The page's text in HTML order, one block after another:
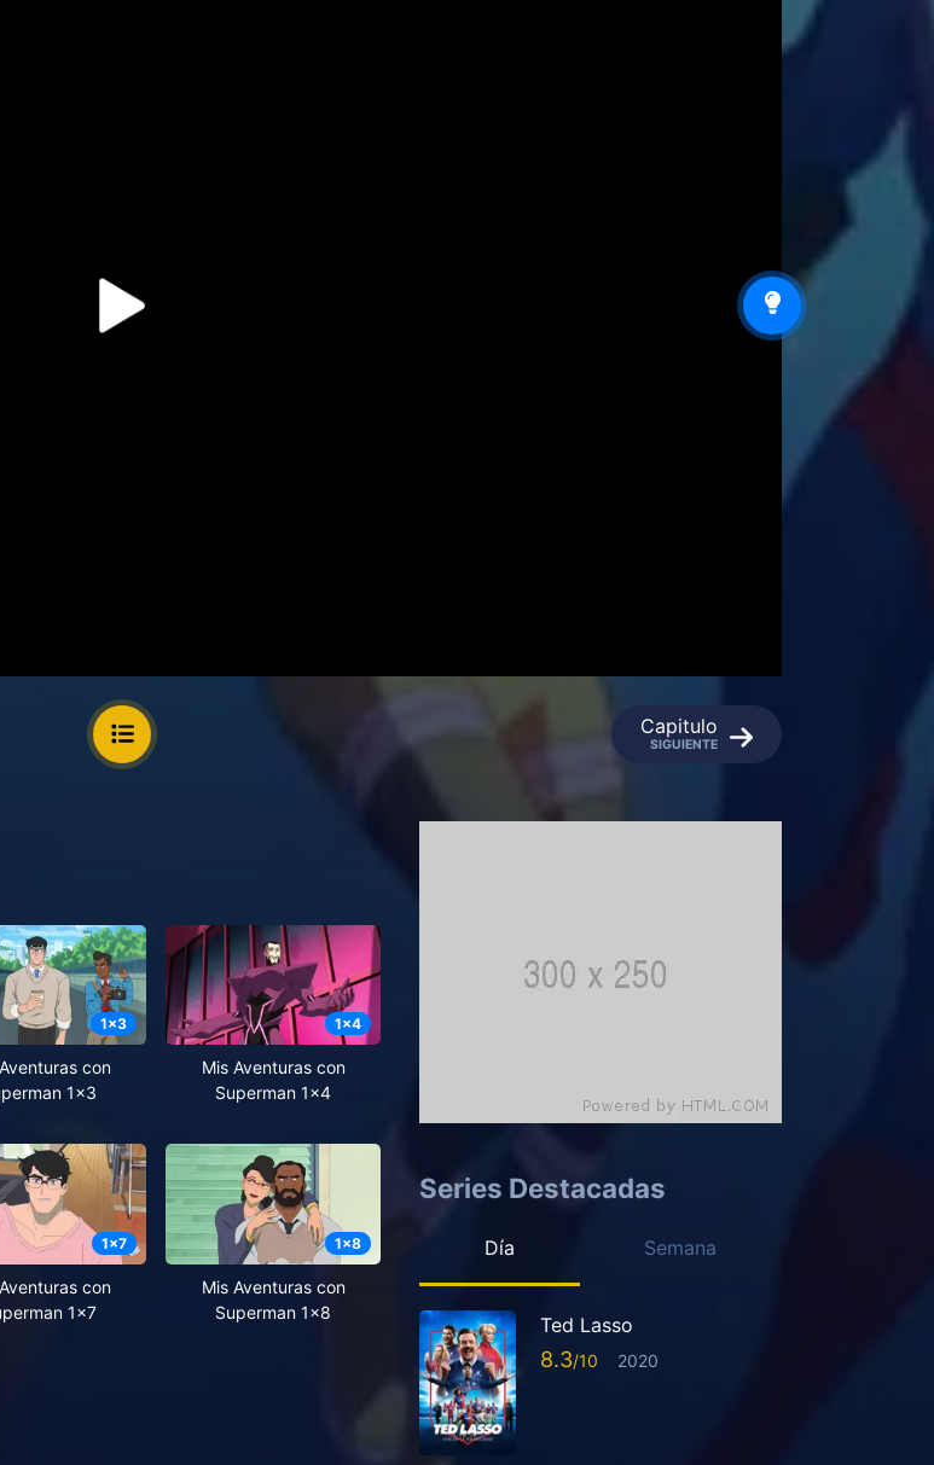
Capitulo
SIGUIENTE
1x3
con
1x3
1x4
Mis Aventuras con
Superman 1x4
1x7
con
1x7
1x8
Mis Aventuras con
Superman 1x8
Series Destacadas
Día Semana
Ted Lasso
8.3 2020